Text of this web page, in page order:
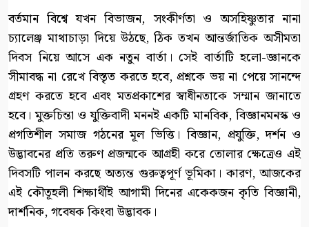
বর্তমান বিশ্বে যখন বিভাজন, সংকীর্ণতা ও অসহিষ্ণুতার নানা
চ্যালেঞ্জ মাথাচাড়া দিয়ে উঠছে, ঠিক তখন আন্তর্জাতিক অসীমতা
দিবস নিয়ে আসে এক নতুন বার্তা। সেই বার্তাটি হলো-জ্ঞানকে
সীমাবদ্ধ না রেখে বিস্তৃত করতে হবে, প্রশ্নকে ভয় না পেয়ে সানন্দে
গ্রহণ করতে হবে এবং মতপ্রকাশের স্বাধীনতাকে সম্মান জানাতে
হবে। মুক্তচিন্তা ও যুক্তিবাদী মননই একটি মানবিক, বিজ্ঞানমনস্ক ও
প্রগতিশীল সমাজ গঠনের মূল ভিত্তি। বিজ্ঞান, প্রযুক্তি, দর্শন ও
উদ্ভাবনের প্রতি তরুণ প্রজন্মকে আগ্রহী করে তোলার ক্ষেত্রেও এই
দিবসটি পালন করছে অত্যন্ত গুরুত্বপূর্ণ ভূমিকা। কারণ, আজকের
এই কৌতূহলী শিক্ষার্থীই আগামী দিনের একেকজন কৃতি বিজ্ঞানী,
দার্শনিক, গবেষক কিংবা উদ্ভাবক।